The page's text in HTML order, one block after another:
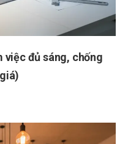
việc đủ sáng, chống